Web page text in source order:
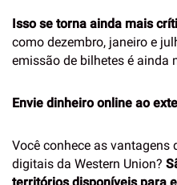
Isso se torna ainda mais
como dezembro, janeiro e
emissão de bilhetes é ainda
Envie dinheiro online ao
Você conhece as
digitais da Western Union?